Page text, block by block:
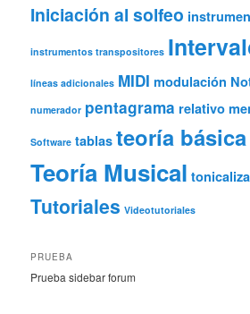
Iniciación al solfeo
instrumentos transpositores
líneas adicionales MIDI modulación
numerador pentagrama relativo
Software tablas teoría básica
Teoría Musical
Tutoriales Videotutoriales
PRUEBA
Prueba sidebar forum